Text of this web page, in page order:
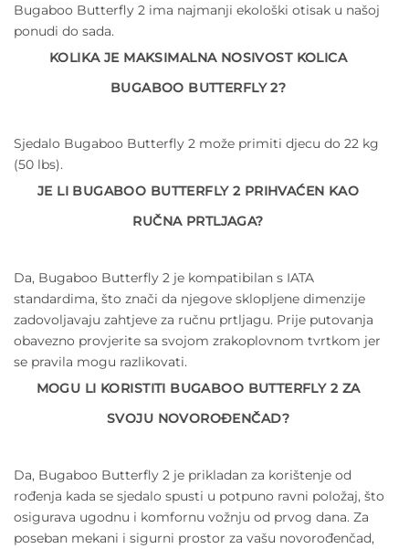
Bugaboo Butterfly 2 ima najmanji ekološki otisak u našoj
ponudi do sada.
KOLIKA JE MAKSIMALNA NOSIVOST KOLICA
BUGABOO BUTTERFLY 2?
Sjedalo Bugaboo Butterfly 2 može primiti djecu do 22 kg
(50 lbs).
JE LI BUGABOO BUTTERFLY 2 PRIHVAĆEN KAO
RUČNA PRTLJAGA?
Da, Bugaboo Butterfly 2 je kompatibilan s IATA
standardima, što znači da njegove sklopljene dimenzije
zadovoljavaju zahtjeve za ručnu prtljagu. Prije putovanja
obavezno provjerite sa svojom zrakoplovnom tvrtkom jer
se pravila mogu razlikovati.
MOGU LI KORISTITI BUGABOO BUTTERFLY 2 ZA
SVOJU NOVOROĐENČAD?
Da, Bugaboo Butterfly 2 je prikladan za korištenje od
rođenja kada se sjedalo spusti u potpuno ravni položaj, što
osigurava ugodnu i komfornu vožnju od prvog dana. Za
poseban mekani i sigurni prostor za vašu novorođenčad,